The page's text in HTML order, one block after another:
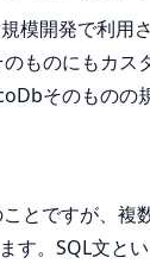
模開発で利用
ものにもカス
そのものの
とですが、複
す。SQL文と